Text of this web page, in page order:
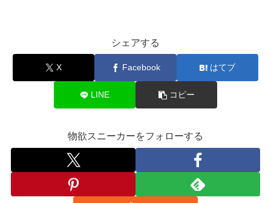
シェアする
X Facebook はてブ
LINE コピー
物欲スニーカーをフォローする